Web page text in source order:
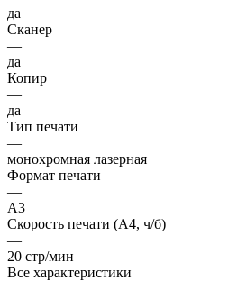
да
Сканер
—
да
Копир
—
да
Тип печати
—
монохромная лазерная
Формат печати
—
A3
Скорость печати (А4, ч/б)
—
20 стр/мин
Все характеристики